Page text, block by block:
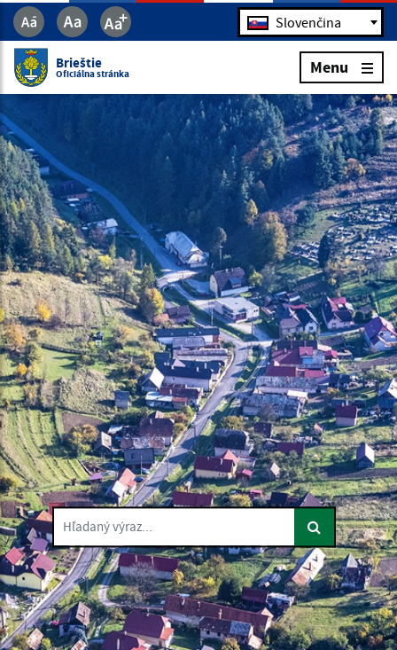
Jazyk Slovenčina
Brieštie
Oficiálna stránka Menu
Hľadaný výraz...